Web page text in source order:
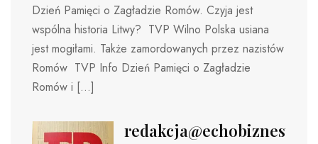
Dzień Pamięci o Zagładzie Romów. Czyja jest
wspólna historia Litwy? TVP Wilno Polska usiana
jest mogiłami. Także zamordowanych przez nazistów
Romów TVP Info Dzień Pamięci o Zagładzie
Romów i […]
redakcja@echobiznesu.pl